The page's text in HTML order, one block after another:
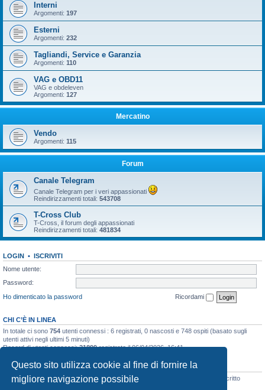
Questo sito utilizza cookie al fine di fornire la
migliore navigazione possibile
Interni
Argomenti: 197
Esterni
Argomenti: 232
Tagliandi, Service e Garanzia
Argomenti: 110
VAG e OBD11
VAG e obdeleven
Argomenti: 127
Mercatino
Vendo
Argomenti: 115
Forum
Canale Telegram
Canale Telegram per i veri appassionati
Reindirizzamenti totali: 543708
T-Cross Club
T-Cross, il forum degli appassionati
Reindirizzamenti totali: 481834
LOGIN • ISCRIVITI
Nome utente:
Password:
Ho dimenticato la password
Ricordami
CHI C’È IN LINEA
In totale ci sono 754 utenti connessi : 6 registrati, 0 nascosti e 748 ospiti (basato sugli
utenti attivi negli ultimi 5 minuti)
Record di utenti connessi:21899registrato il 06/04/2026, 16:41
STATISTICHE
Totale messaggi48131• Totale argomenti 3072• Totale iscritti
• Ultimo iscritto
Tony M.